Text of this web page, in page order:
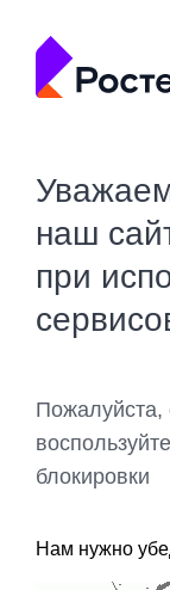
наш
при
Пожалуйста,
блокировки
Нам нужно